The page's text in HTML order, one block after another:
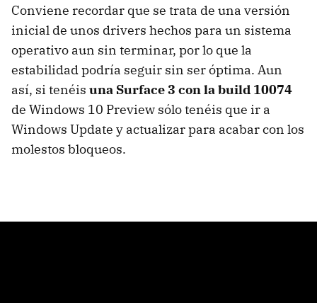
Conviene recordar que se trata de una versión
inicial de unos drivers hechos para un sistema
operativo aun sin terminar, por lo que la
estabilidad podría seguir sin ser óptima. Aun
así, si tenéis una Surface 3 con la build 10074
de Windows 10 Preview sólo tenéis que ir a
Windows Update y actualizar para acabar con los
molestos bloqueos.